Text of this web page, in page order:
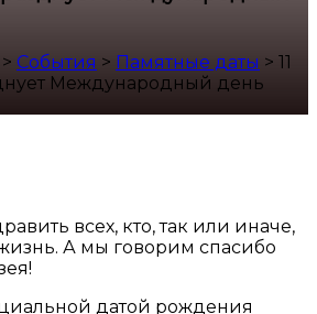
> События > Памятные даты > 11
Международный день
всех, кто, так или иначе,
А мы говорим спасибо
датой рождения